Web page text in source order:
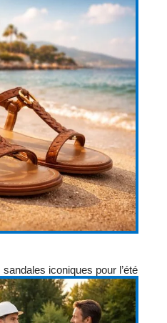
iconiques pour l’été